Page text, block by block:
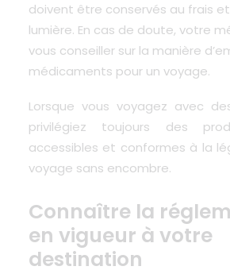
doivent être conservés au frais et
lumière. En cas de doute, votre
vous conseiller sur la manière
médicaments pour un voyage.
Lorsque vous voyagez avec
privilégiez toujours des
accessibles et conformes à la
voyage sans encombre.
Connaître la
en vigueur à votre
destination